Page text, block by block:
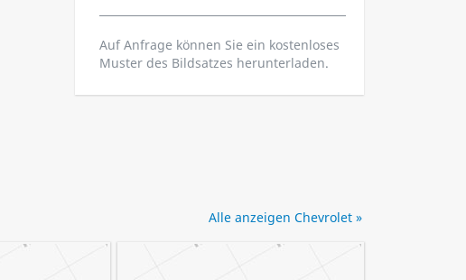
Auf Anfrage können Sie ein kostenloses
Muster des Bildsatzes herunterladen.
Alle anzeigen Chevrolet »